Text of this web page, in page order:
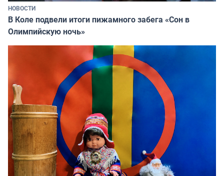
НОВОСТИ
В Коле подвели итоги пижамного забега «Сон в
Олимпийскую ночь»